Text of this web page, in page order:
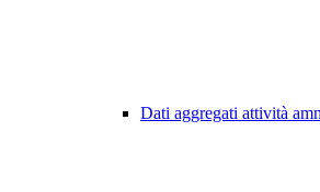
Dati aggregati attività